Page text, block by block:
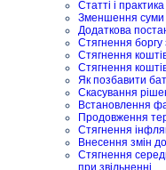
Статті і
Зменшення суми
Додаткова
Стягнення боргу
Стягнення
Стягнення
Як позбавити
Скасування
Встановлення
Продовження
Стягнення
Внесення змін
Стягнення